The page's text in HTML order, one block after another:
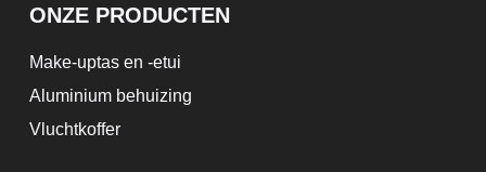
ONZE PRODUCTEN
Make-uptas en -etui
Aluminium behuizing
Vluchtkoffer